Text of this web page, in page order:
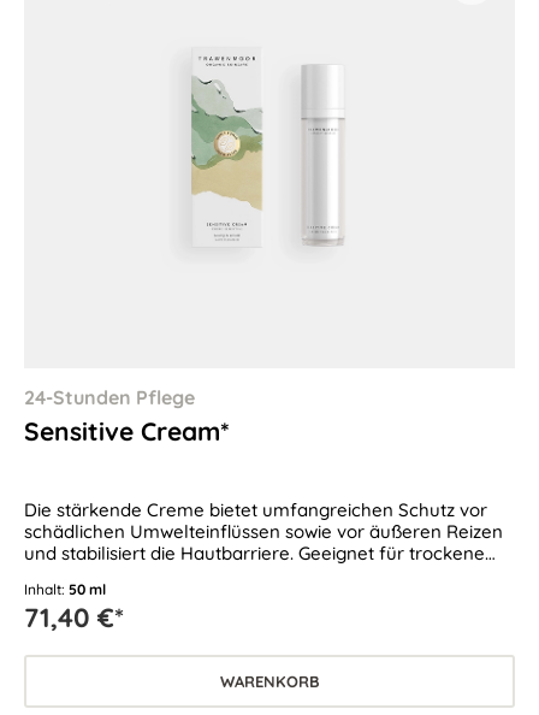
24-Stunden Pflege
Sensitive Cream*
Die stärkende Creme bietet umfangreichen Schutz vor
schädlichen Umwelteinflüssen sowie vor äußeren Reizen
und stabilisiert die Hautbarriere. Geeignet für trockene
Inhalt: 50 ml
71,40 €*
WARENKORB